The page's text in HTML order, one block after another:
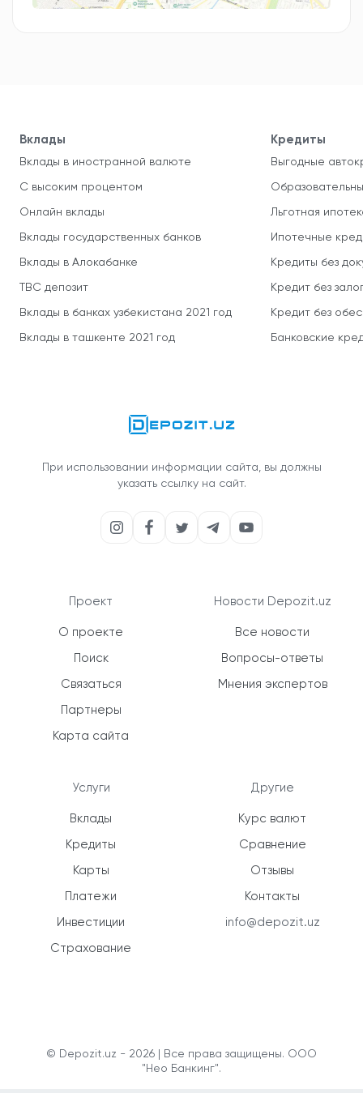
Вклады
Вклады в иностранной валюте
С высоким процентом
Онлайн вклады
Вклады государственных банков
Вклады в Алокабанке
TBC депозит
Вклады в банках узбекистана 2021 год
Вклады в ташкенте 2021 год
Кредиты
Выгодные
Льготная
Ипотечные
Кредиты без
Кредит без
Кредит без
Банковские
При использовании информации сайта, вы должны
указать ссылку на сайт.
Проект
О проекте
Поиск
Связаться
Партнеры
Карта сайта
Услуги
Вклады
Кредиты
Карты
Платежи
Инвестиции
Страхование
Новости Depozit.uz
Все новости
Вопросы-ответы
Мнения экспертов
Другие
Курс валют
Сравнение
Отзывы
Контакты
info@depozit.uz
© Depozit.uz - 2026 | Все права защищены. ООО
"Нео Банкинг".